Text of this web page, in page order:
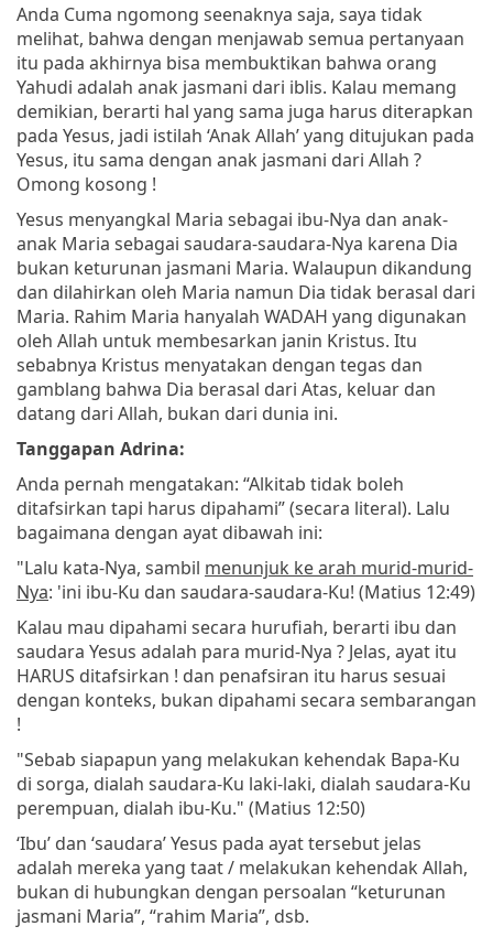
Anda Cuma ngomong seenaknya saja, saya tidak
melihat, bahwa dengan menjawab semua pertanyaan
itu pada akhirnya bisa membuktikan bahwa orang
Yahudi adalah anak jasmani dari iblis. Kalau memang
demikian, berarti hal yang sama juga harus diterapkan
pada Yesus, jadi istilah ‘Anak Allah’ yang ditujukan pada
Yesus, itu sama dengan anak jasmani dari Allah ?
Omong kosong !
Yesus menyangkal Maria sebagai ibu-Nya dan anak-
anak Maria sebagai saudara-saudara-Nya karena Dia
bukan keturunan jasmani Maria. Walaupun dikandung
dan dilahirkan oleh Maria namun Dia tidak berasal dari
Maria. Rahim Maria hanyalah WADAH yang digunakan
oleh Allah untuk membesarkan janin Kristus. Itu
sebabnya Kristus menyatakan dengan tegas dan
gamblang bahwa Dia berasal dari Atas, keluar dan
datang dari Allah, bukan dari dunia ini.
Tanggapan Adrina:
Anda pernah mengatakan: “Alkitab tidak boleh
ditafsirkan tapi harus dipahami” (secara literal). Lalu
bagaimana dengan ayat dibawah ini:
"Lalu kata-Nya, sambil menunjuk ke arah murid-murid-
Nya: 'ini ibu-Ku dan saudara-saudara-Ku! (Matius 12:49)
Kalau mau dipahami secara hurufiah, berarti ibu dan
saudara Yesus adalah para murid-Nya ? Jelas, ayat itu
HARUS ditafsirkan ! dan penafsiran itu harus sesuai
dengan konteks, bukan dipahami secara sembarangan
!
"Sebab siapapun yang melakukan kehendak Bapa-Ku
di sorga, dialah saudara-Ku laki-laki, dialah saudara-Ku
perempuan, dialah ibu-Ku." (Matius 12:50)
‘Ibu’ dan ‘saudara’ Yesus pada ayat tersebut jelas
adalah mereka yang taat / melakukan kehendak Allah,
bukan di hubungkan dengan persoalan “keturunan
jasmani Maria”, “rahim Maria”, dsb.